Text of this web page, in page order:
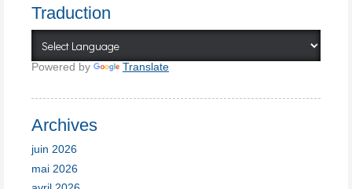
Traduction
Powered by Translate
Archives
juin 2026
mai 2026